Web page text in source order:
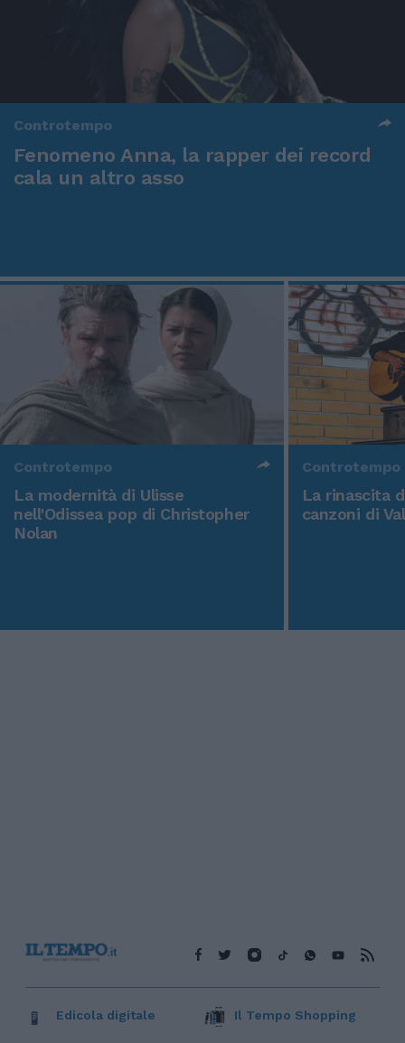
Controtempo
Fenomeno Anna, la rapper dei record
cala un altro asso
Controtempo
La modernità di Ulisse
nell'Odissea pop di Christopher
Nolan
Controtempo
La rinascita
canzoni di
Edicola digitale Il Tempo Shopping